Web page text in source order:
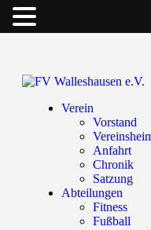
Verein
Vorstand
Anfahrt
Chronik
Satzung
Abteilungen
Fitness
Fußball